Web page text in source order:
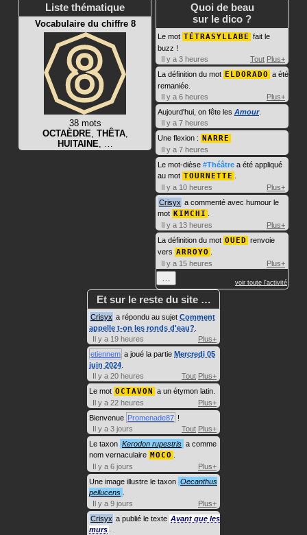
Liste thématique
Vocabulaire du chiffre 8
38 mots
OCTAÈDRE THÊTA,
HUITAINE
Quoi de beau
sur le dico ?
Le mot TÉTRASYLLABE fait le
buzz !
Il y a 3 heures
Tout Plus+
La définition du mot ELDORADO a été
remaniée.
Il y a 6 heures
Plus+
Aujourd'hui, on fête les Amour.
Il y a 7 heures
Une flexion : NARRE
Il y a 7 heures
Le mot-dièse #Théâtre a été appliqué
au mot TOURNETTE
Il y a 10 heures
Plus+
Crisyx a commenté avec humour le
mot KIMCHI
Il y a 13 heures
Plus+
La définition du mot OUED renvoie
vers ARROYO
Il y a 15 heures
Plus+
voir toute l'activité
Et sur le reste du site …
Crisyx a répondu au sujet Comment
appelle t-on les ronds d'eau?
Il y a 19 heures
Plus+
etiennem a joué la partie Mercredi 05
juin 2024
Il y a 20 heures
Tout Plus+
Le mot OCTAVON a un étymon latin.
Il y a 22 heures
Plus+
Bienvenue Promenade87 !
Il y a 3 jours
Tout Plus+
Le taxon Kerodon rupestris a comme
nom vernaculaire MOCO
Il y a 6 jours
Plus+
Une image illustre le taxon Oecanthus
pellucens
Il y a 9 jours
Plus+
Crisyx a publié le texte Avant que les
murs